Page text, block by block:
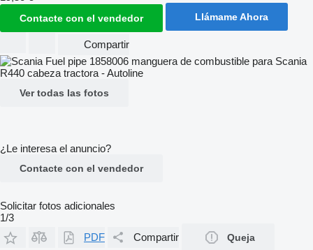
Contacte con el vendedor Llámame Ahora
Compartir
Ver todas las fotos
¿Le interesa el anuncio?
Contacte con el vendedor
Solicitar fotos adicionales
1/3
PDF
Compartir Queja